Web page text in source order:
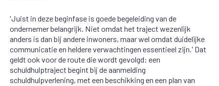
'Juist in deze beginfase is goede begeleiding van de
ondernemer belangrijk. Niet omdat het traject wezenlijk
anders is dan bij andere inwoners, maar wel omdat duidelijke
communicatie en heldere verwachtingen essentieel zijn.' Dat
geldt ook voor de route die wordt gevolgd: een
schuldhulptraject begint bij de aanmelding
schuldhulpverlening, met een beschikking en een plan van